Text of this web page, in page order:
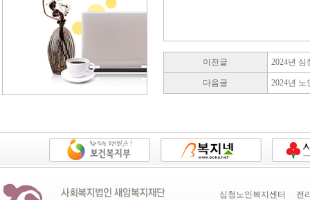
이전글 2024년
다음글 2024년
심청노인복지센터 전